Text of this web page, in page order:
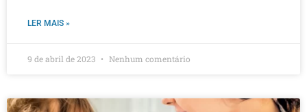
LER MAIS »
9 de abril de 2023 Nenhum comentário